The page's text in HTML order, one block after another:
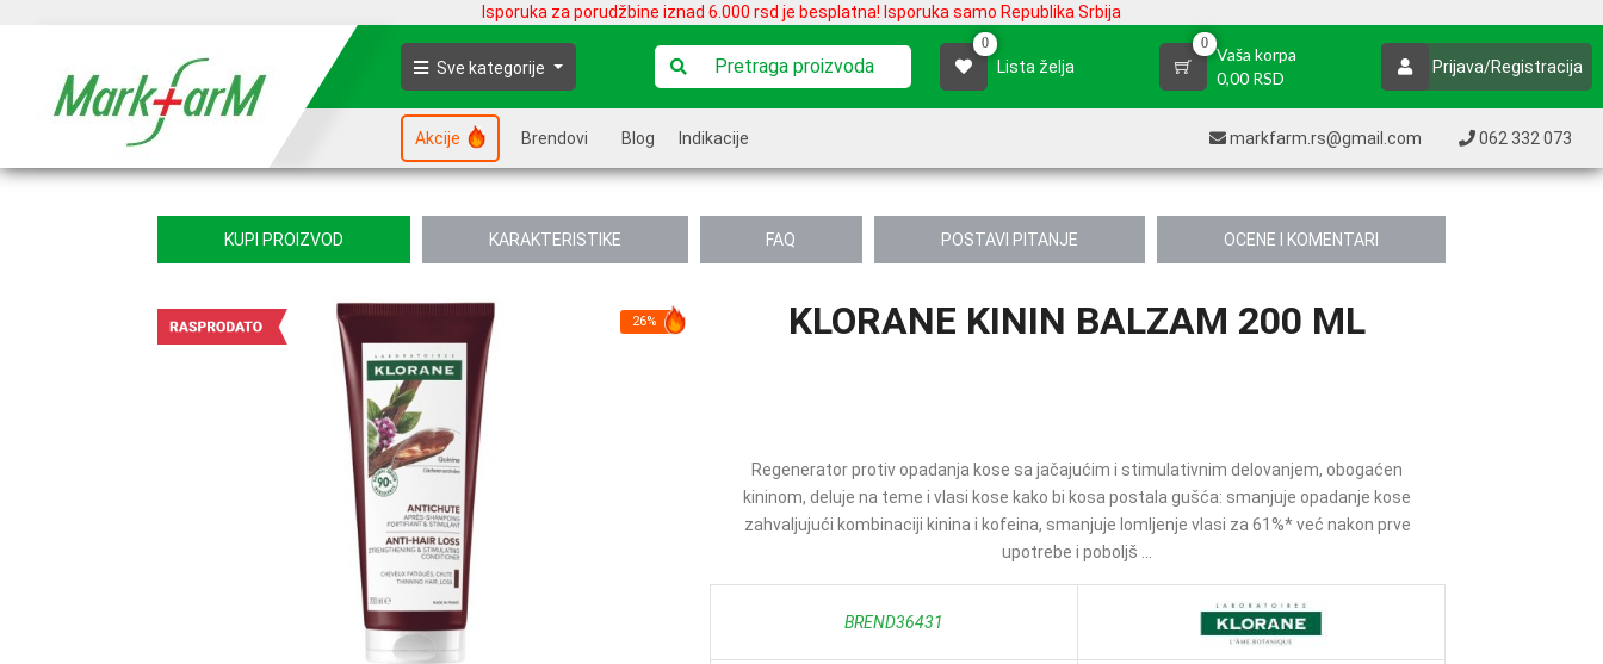
Isporuka za porudžbine iznad 6.000 rsd je besplatna! Isporuka samo Republika Srbija
Sve kategorije
0
Lista želja
0
Vaša korpa
0,00 RSD
Prijava/Registracija
Akcije Brendovi Blog Indikacije markfarm.rs@gmail.com 062 332 073
KUPI PROIZVOD KARAKTERISTIKE FAQ POSTAVI PITANJE OCENE I KOMENTARI
26% KLORANE KININ BALZAM 200 ML
Regenerator protiv opadanja kose sa jačajućim i stimulativnim delovanjem, obogaćen
kininom, deluje na teme i vlasi kose kako bi kosa postala gušća: smanjuje opadanje kose
zahvaljujući kombinaciji kinina i kofeina, smanjuje lomljenje vlasi za 61%* već nakon prve
upotrebe i poboljš ...
BREND36431